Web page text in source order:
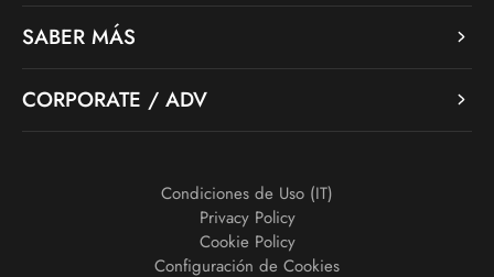
SABER MÁS
CORPORATE / ADV
Condiciones de Uso (IT)
Privacy Policy
Cookie Policy
Configuración de Cookies